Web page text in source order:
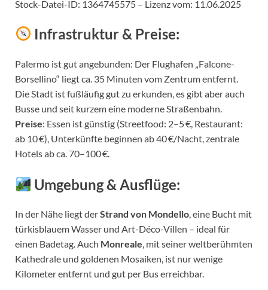
Stock-Datei-ID: 1364745575 – Lizenz vom: 11.06.2025
Infrastruktur & Preise:
Palermo ist gut angebunden: Der Flughafen „Falcone-
Borsellino“ liegt ca. 35 Minuten vom Zentrum entfernt.
Die Stadt ist fußläufig gut zu erkunden, es gibt aber auch
Busse und seit kurzem eine moderne Straßenbahn.
Preise: Essen ist günstig (Streetfood: 2–5 €, Restaurant:
ab 10 €), Unterkünfte beginnen ab 40 €/Nacht, zentrale
Hotels ab ca. 70–100 €.
Umgebung & Ausflüge:
In der Nähe liegt derStrand von Mondello, eine Bucht mit
türkisblauem Wasser und Art-Déco-Villen – ideal für
einen Badetag. Auch Monreale, mit seiner weltberühmten
Kathedrale und goldenen Mosaiken, ist nur wenige
Kilometer entfernt und gut per Bus erreichbar.